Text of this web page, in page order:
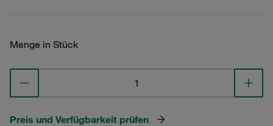
Menge in Stück
Preis und Verfügbarkeit prüfen